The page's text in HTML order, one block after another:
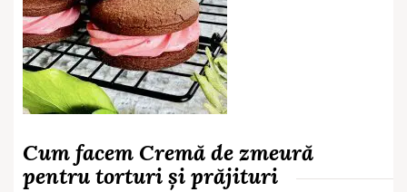
Cum facem Cremă de zmeură
pentru torturi și prăjituri